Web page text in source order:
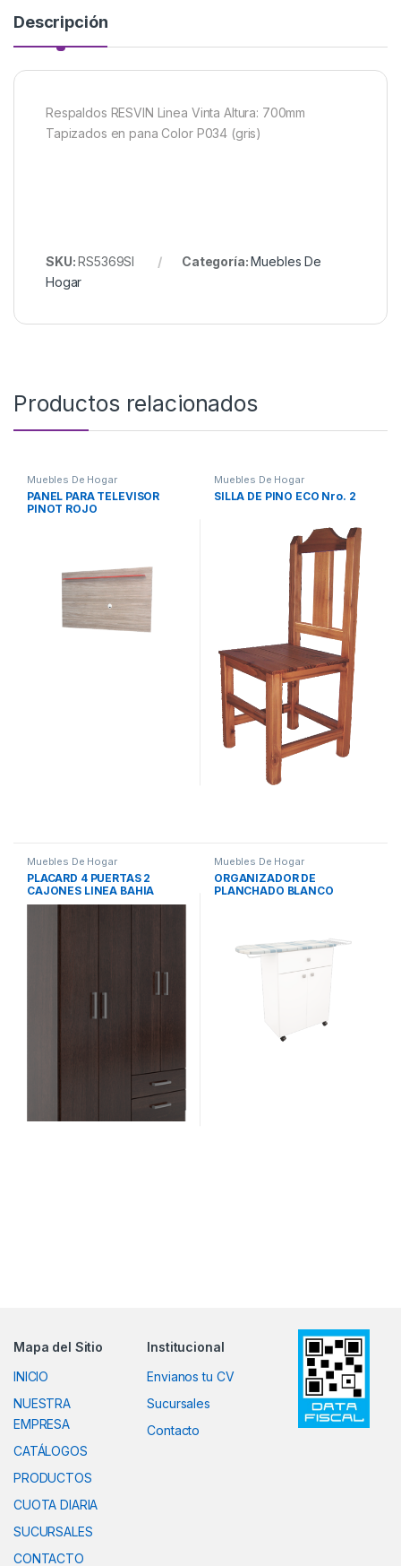
Descripción
Respaldos RESVIN Linea Vinta Altura: 700mm
Tapizados en pana Color P034 (gris)
SKU:RS5369SI Categoría:Muebles De
Hogar
Productos relacionados
Muebles De Hogar
PANEL PARA TELEVISOR
PINOT ROJO
Muebles De Hogar
SILLA DE PINO ECO Nro. 2
Muebles De Hogar
PLACARD 4 PUERTAS 2
CAJONES LINEA BAHIA
WENGUE 3523
Muebles De Hogar
ORGANIZADOR DE
PLANCHADO BLANCO
Mapa del Sitio
INICIO
NUESTRA
EMPRESA
CATÁLOGOS
PRODUCTOS
CUOTA DIARIA
SUCURSALES
CONTACTO
Institucional
Envianos tu CV
Sucursales
Contacto